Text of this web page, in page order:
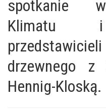
spotkanie
Klimatu i
drzewnego z
Hennig-Kloską.